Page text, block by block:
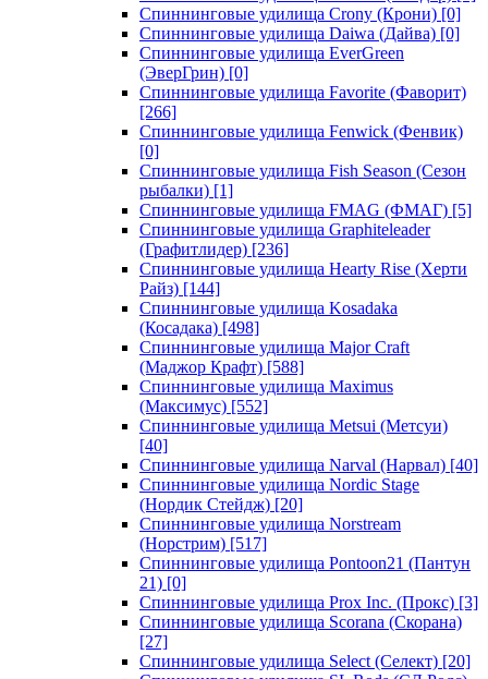
Спиннинговые удилища Crony (Крони) [0]
Спиннинговые удилища Daiwa (Дайва) [0]
Спиннинговые удилища EverGreen
(ЭверГрин) [0]
Спиннинговые удилища Favorite (Фаворит)
[266]
Спиннинговые удилища Fenwick (Фенвик)
[0]
Спиннинговые удилища Fish Season (Сезон
рыбалки) [1]
Спиннинговые удилища FMAG (ФМАГ) [5]
Спиннинговые удилища Graphiteleader
(Графитлидер) [236]
Спиннинговые удилища Hearty Rise (Херти
Райз) [144]
Спиннинговые удилища Kosadaka
(Косадака) [498]
Спиннинговые удилища Major Craft
(Маджор Крафт) [588]
Спиннинговые удилища Maximus
(Максимус) [552]
Спиннинговые удилища Metsui (Метсуи)
[40]
Спиннинговые удилища Narval (Нарвал) [40]
Спиннинговые удилища Nordic Stage
(Нордик Стейдж) [20]
Спиннинговые удилища Norstream
(Норстрим) [517]
Спиннинговые удилища Pontoon21 (Пантун
21) [0]
Спиннинговые удилища Prox Inc. (Прокс) [3]
Спиннинговые удилища Scorana (Скорана)
[27]
Спиннинговые удилища Select (Селект) [20]